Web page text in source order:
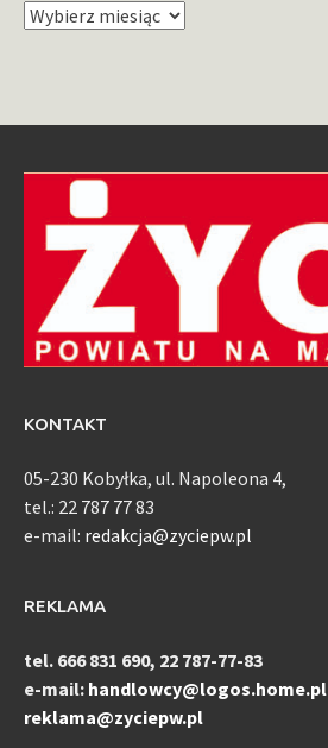
Archiwum
KONTAKT
05-230 Kobyłka, ul. Napoleona 4,
tel.: 22 787 77 83
e-mail: redakcja@zyciepw.pl
REKLAMA
tel. 666 831 690, 22 787-77-83
e-mail: handlowcy@logos.home.pl
reklama@zyciepw.pl